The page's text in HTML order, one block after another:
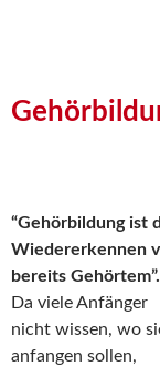
“Gehörbildung ist
Wiedererkennen
bereits Gehörtem”.
Da viele Anfänger
nicht wissen, wo
anfangen sollen,